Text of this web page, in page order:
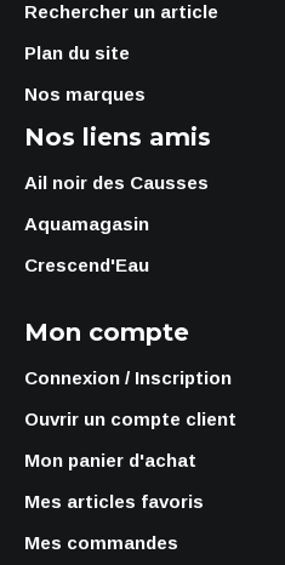
Rechercher un article
Plan du site
Nos marques
Nos liens amis
Ail noir des Causses
Aquamagasin
Crescend'Eau
Mon compte
Connexion / Inscription
Ouvrir un compte client
Mon panier d'achat
Mes articles favoris
Mes commandes